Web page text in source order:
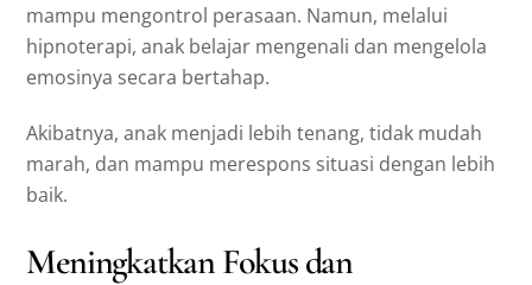
mampu mengontrol perasaan. Namun, melalui
hipnoterapi, anak belajar mengenali dan mengelola
emosinya secara bertahap.
Akibatnya, anak menjadi lebih tenang, tidak mudah
marah, dan mampu merespons situasi dengan lebih
baik.
Meningkatkan Fokus dan